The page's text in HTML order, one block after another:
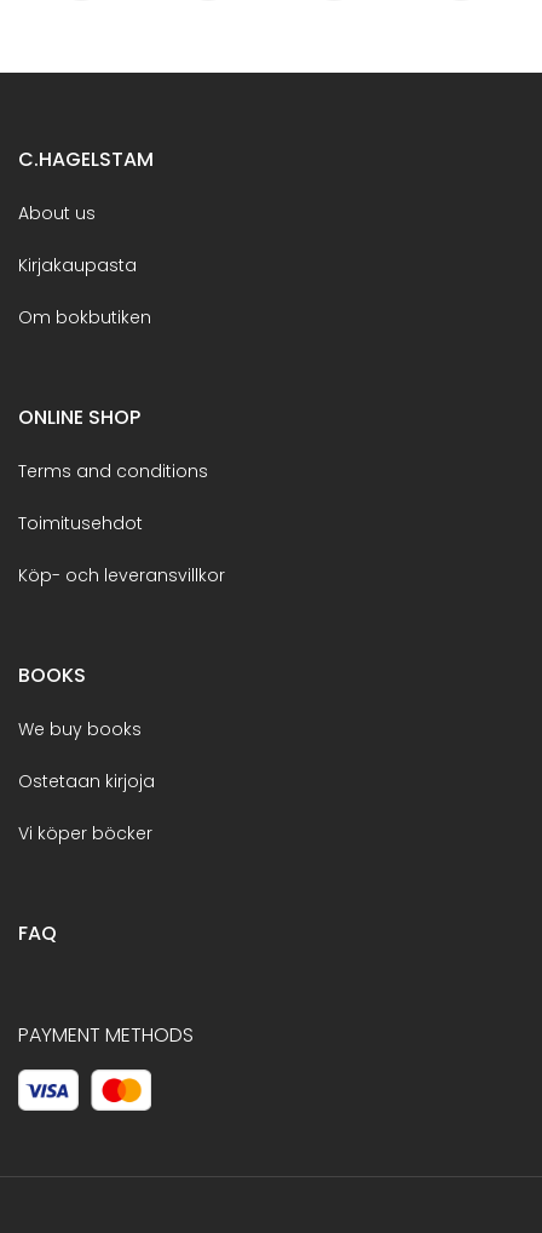
C.HAGELSTAM
About us
Kirjakaupasta
Om bokbutiken
ONLINE SHOP
Terms and conditions
Toimitusehdot
Köp- och leveransvillkor
BOOKS
We buy books
Ostetaan kirjoja
Vi köper böcker
FAQ
PAYMENT METHODS